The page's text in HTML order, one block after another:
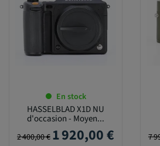
En stock
HASSELBLAD X1D NU
d'occasion - Moyen...
Prix de base
2 400,00 € Prix
1 920,00 € 7